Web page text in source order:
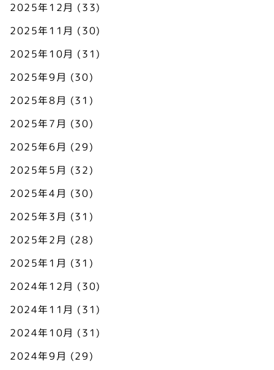
2025年12月 (33)
2025年11月 (30)
2025年10月 (31)
2025年9月 (30)
2025年8月 (31)
2025年7月 (30)
2025年6月 (29)
2025年5月 (32)
2025年4月 (30)
2025年3月 (31)
2025年2月 (28)
2025年1月 (31)
2024年12月 (30)
2024年11月 (31)
2024年10月 (31)
2024年9月 (29)